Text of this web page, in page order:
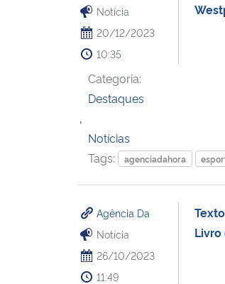
Notícia
20/12/2023
10:35
Categoria:
Destaques
,
Notícias
Tags:
agenciadahora
Agência Da
Notícia
26/10/2023
11:49
Livro